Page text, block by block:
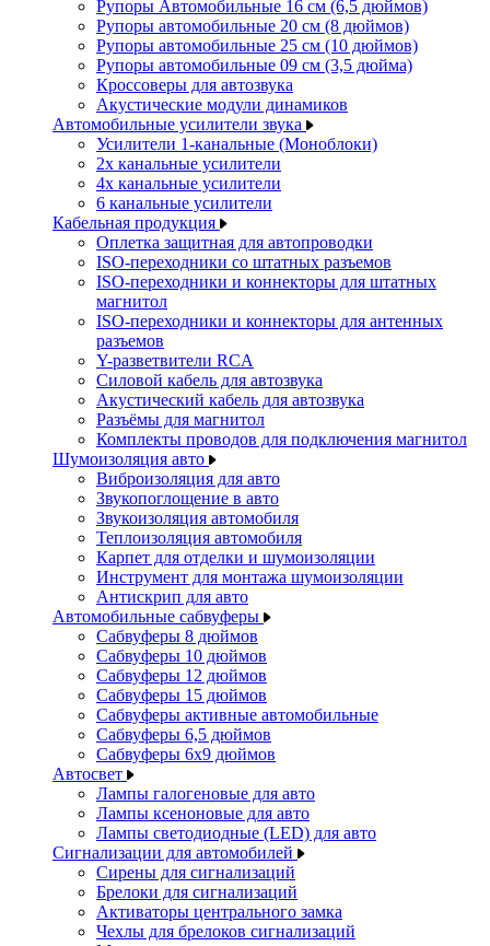
Рупоры Автомобильные 16 см (6,5 дюймов)
Рупоры автомобильные 20 см (8 дюймов)
Рупоры автомобильные 25 см (10 дюймов)
Рупоры автомобильные 09 см (3,5 дюйма)
Кроссоверы для автозвука
Акустические модули динамиков
Автомобильные усилители звука
Усилители 1-канальные (Моноблоки)
2х канальные усилители
4х канальные усилители
6 канальные усилители
Кабельная продукция
Оплетка защитная для автопроводки
ISO-переходники со штатных разъемов
ISO-переходники и коннекторы для штатных
магнитол
ISO-переходники и коннекторы для антенных
разъемов
Y-разветвители RCA
Силовой кабель для автозвука
Акустический кабель для автозвука
Разъёмы для магнитол
Комплекты проводов для подключения магнитол
Шумоизоляция авто
Виброизоляция для авто
Звукопоглощение в авто
Звукоизоляция автомобиля
Теплоизоляция автомобиля
Карпет для отделки и шумоизоляции
Инструмент для монтажа шумоизоляции
Антискрип для авто
Автомобильные сабвуферы
Сабвуферы 8 дюймов
Сабвуферы 10 дюймов
Сабвуферы 12 дюймов
Сабвуферы 15 дюймов
Сабвуферы активные автомобильные
Сабвуферы 6,5 дюймов
Сабвуферы 6x9 дюймов
Автосвет
Лампы галогеновые для авто
Лампы ксеноновые для авто
Лампы светодиодные (LED) для авто
Сигнализации для автомобилей
Сирены для сигнализаций
Брелоки для сигнализаций
Активаторы центрального замка
Чехлы для брелоков сигнализаций